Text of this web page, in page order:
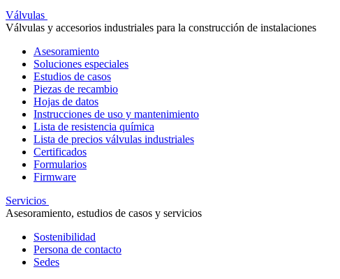
Válvulas
Válvulas y accesorios industriales para la construcción de instalaciones
Asesoramiento
Soluciones especiales
Estudios de casos
Piezas de recambio
Hojas de datos
Instrucciones de uso y mantenimiento
Lista de resistencia química
Lista de precios válvulas industriales
Certificados
Formularios
Firmware
Servicios
Asesoramiento, estudios de casos y servicios
Sostenibilidad
Persona de contacto
Sedes